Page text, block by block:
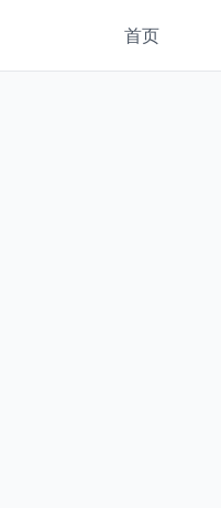
首页